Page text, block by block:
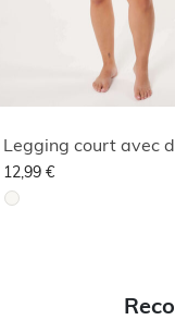
Legging court avec
12,99 €